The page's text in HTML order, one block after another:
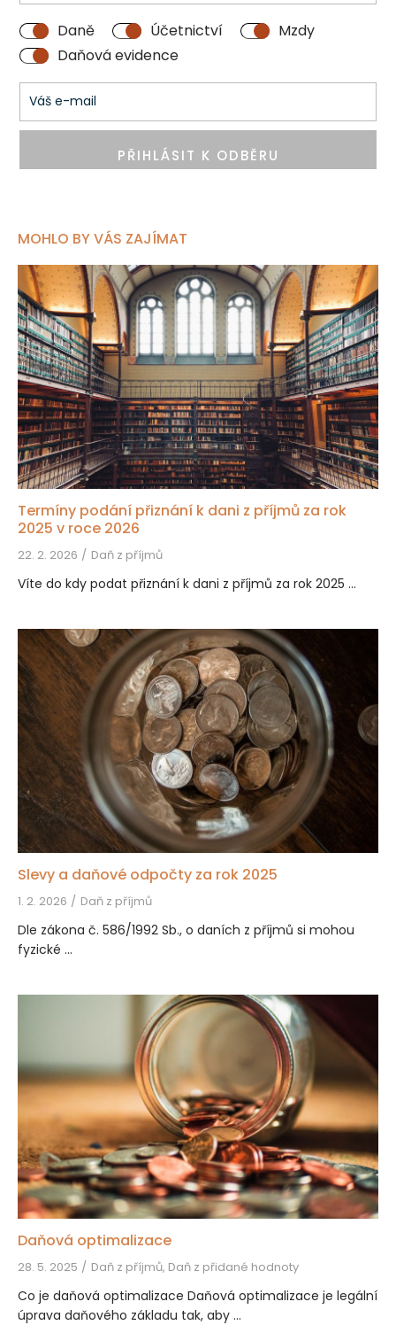
Daně Účetnictví
Mzdy
Daňová evidence
PŘIHLÁSIT K ODBĚRU
MOHLO BY VÁS ZAJÍMAT
Termíny podání přiznání k dani z příjmů za rok
2025 v roce 2026
22. 2. 2026 Daň z příjmů
Víte do kdy podat přiznání k dani z příjmů za rok 2025 ...
Slevy a daňové odpočty za rok 2025
1. 2. 2026 Daň z příjmů
Dle zákona č. 586/1992 Sb., o daních z příjmů si mohou
fyzické ...
Daňová optimalizace
28. 5. 2025 Daň z příjmů, Daň z přidané hodnoty
Co je daňová optimalizace Daňová optimalizace je legální
úprava daňového základu tak, aby ...